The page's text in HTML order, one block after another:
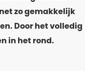
zo gemakkelijk
Door het volledig
in het rond.